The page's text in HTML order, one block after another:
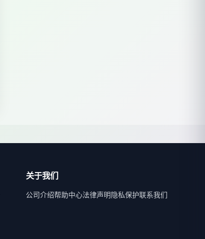
关于我们
公司介绍帮助中心法律声明隐私保护联系我们